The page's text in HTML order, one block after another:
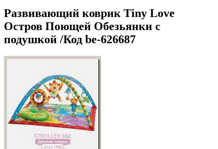
Развивающий коврик Tiny Love
Остров Поющей Обезьянки с
подушкой /Код be-626687